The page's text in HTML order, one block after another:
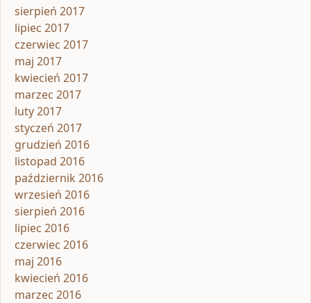
sierpień 2017
lipiec 2017
czerwiec 2017
maj 2017
kwiecień 2017
marzec 2017
luty 2017
styczeń 2017
grudzień 2016
listopad 2016
październik 2016
wrzesień 2016
sierpień 2016
lipiec 2016
czerwiec 2016
maj 2016
kwiecień 2016
marzec 2016